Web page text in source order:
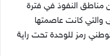
مناطق النفوذ في فترة
والتي كانت عاصمتها
رمز للوحدة تحت راية